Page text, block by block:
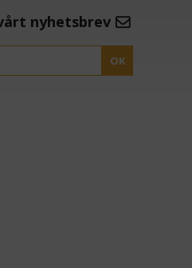
nyhetsbrev
OK